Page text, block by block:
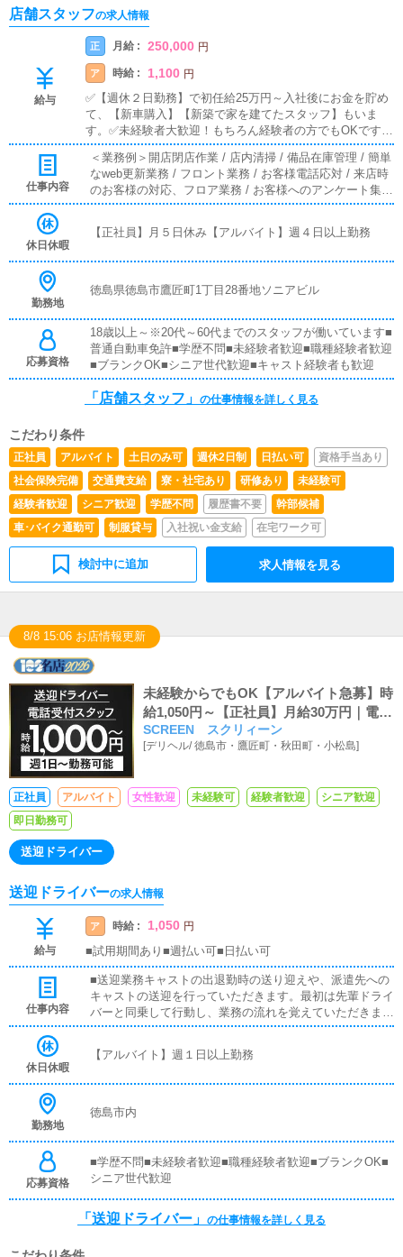
店舗スタッフの求人情報
給与
正 月給 : 250,000 円
ア 時給 : 1,100 円
✅【週休２日勤務】で初任給25万円～入社後にお金を貯め
て、【新車購入】【新築で家を建てたスタッフ】もいま
す。✅未経験者大歓迎！もちろん経験者の方でもOKです。
✅有給休暇制度あり！家庭がある方や、プライベート重視
の方も安心の就業制度です《店舗スタッフ》(未経験者様大
歓迎)[社]：月給25万円～(経験は考慮他未経験者は３ヶ月の
試用期間あり)[ア]：時給1,100円～（試用期間あり）■試用
仕事内容
＜業務例＞開店閉店作業 / 店内清掃 / 備品在庫管理 / 簡単
なweb更新業務 / フロント業務 / お客様電話応対 / 来店時
のお客様の対応、フロア業務 / お客様へのアンケート集計
/フロントやホールでの接客業務や受付業務。清掃業務等
業などもありますが、未経験からでもスムーズに操作可能
す。予約の確認や、会計作業、注意事項の喚起などをお願
務内容を見ながら徐々に覚えていただきますので、未経験
の方でも安心して働けます。■PC更新業務ヘブンネットな
ど、ポータルサイト等の店舗情報更新作業を行っていただ
きます。キャストの出勤情報やイベント、求人ブログの作
更新時に簡単に文字が入力出来れば問題ありません。PC
掃や備品の管理・補充を行っていただきます。
休日休暇
【正社員】月５日休み【アルバイト】週４日以上勤務
勤務地
徳島県徳島市鷹匠町1丁目28番地ソニアビル
応募資格
18歳以上～※20代～60代までのスタッフが働いています■
普通自動車免許■学歴不問■未経験者歓迎■職種経験者歓迎
■ブランクOK■シニア世代歓迎■キャスト経験者も歓迎
「店舗スタッフ」 の仕事情報を詳しく見る
こだわり条件
正社員 アルバイト 土日のみ可 週休2日制 日払い可
資格手当あり
社会保険完備
交通費支給 寮・社宅あり 研修あり
未経験可
経験者歓迎
シニア歓迎 学歴不問 履歴書不要
幹部候補
車･バイク通勤可
制服貸与 入社祝い金支給 在宅ワーク可
検討中に追加 求人情報を見る
8/8 15:06 お店情報更新
未経験からでもOK【アルバイト急募】時
給1,050円～【正社員】月給30万円｜電話
受付・HP更新・キャスト送迎募集中
SCREEN スクリィーン
[デリヘル/徳島市・鷹匠町・秋田町・小松島]
正社員 アルバイト 女性歓迎 未経験可 経験者歓迎
シニア歓迎
即日勤務可
送迎ドライバー
送迎ドライバーの求人情報
給与
ア 時給 : 1,050 円
■試用期間あり■週払い可■日払い可
仕事内容
■送迎業務キャストの出退勤時の送り迎えや、派遣先への
キャストの送迎を行っていただきます。最初は先輩ドライ
バーと同乗して行動し、業務の流れを覚えていただきます
ので、未経験の方でも安心して働けます。お客様と対面で
は支給します。■清掃業務送迎業務の空き時間に、事務所
休日休暇
【アルバイト】週１日以上勤務
勤務地
徳島市内
応募資格
■学歴不問■未経験者歓迎■職種経験者歓迎■ブランクOK■
シニア世代歓迎
「送迎ドライバー」 の仕事情報を詳しく見る